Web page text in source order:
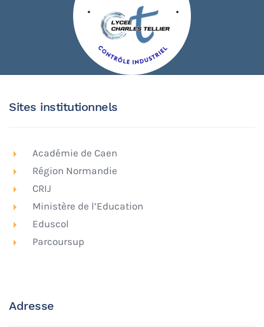
Sites institutionnels
Académie de Caen
Région Normandie
CRIJ
Ministère de l’Education
Eduscol
Parcoursup
Adresse